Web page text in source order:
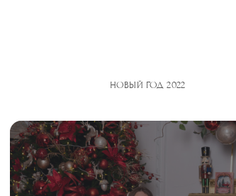
НОВЫЙ ГОД 2022